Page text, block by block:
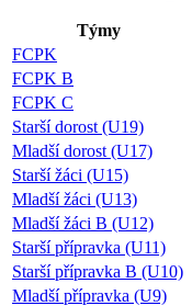
Týmy
FCPK
FCPK B
FCPK C
Starší dorost (U19)
Mladší dorost (U17)
Starší žáci (U15)
Mladší žáci (U13)
Mladší žáci B (U12)
Starší přípravka (U11)
Starší přípravka B (U10)
Mladší přípravka (U9)